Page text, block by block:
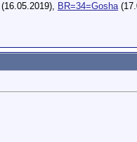
(16.05.2019), BR=34=Gosha